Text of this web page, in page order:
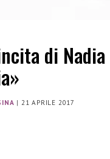
di Nadia
| 21 APRILE 2017